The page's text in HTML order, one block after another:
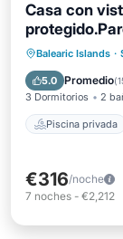
Casa con
Balearic Islands ·
5.0 Promedio(
3 Dormitorios 2
Piscina privada
€316/noche
7 noches - €2,212